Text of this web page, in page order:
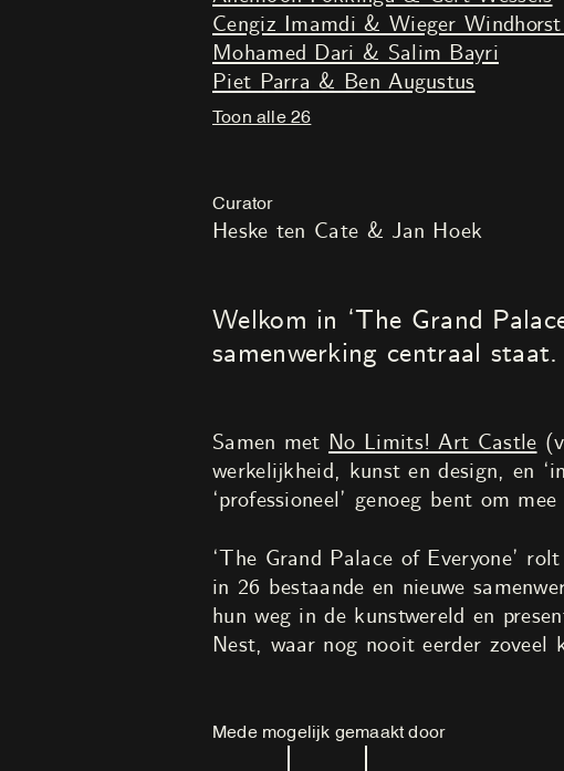
Cengiz Imamdi & Wieger
Mohamed Dari & Salim Bayri
Piet Parra & Ben Augustus
Toon alle 26
Curator
Heske ten Cate & Jan Hoek
Welkom in ‘The Grand
samenwerking centraal staat.
Samen met No Limits! Art Castle
werkelijkheid, kunst en design, en
‘professioneel’ genoeg bent om
‘The Grand Palace of Everyone’
in 26 bestaande en nieuwe
hun weg in de kunstwereld en
Nest, waar nog nooit eerder zoveel
Mede mogelijk gemaakt door